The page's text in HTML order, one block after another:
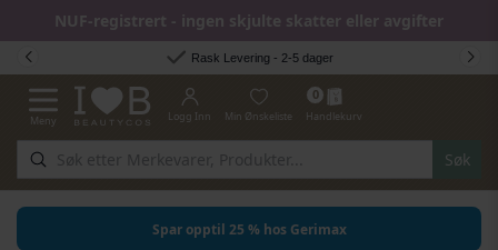
NUF-registrert - ingen skjulte skatter eller avgifter
Hopp til innhold
Rask Levering - 2-5 dager
Toggle Nav
Meny
Søk
Logg Inn Min Ønskeliste
0
Handlekurv
Spar opptil 25 % hos Gerimax